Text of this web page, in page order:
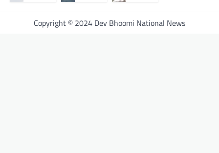
Copyright © 2024 Dev Bhoomi National News